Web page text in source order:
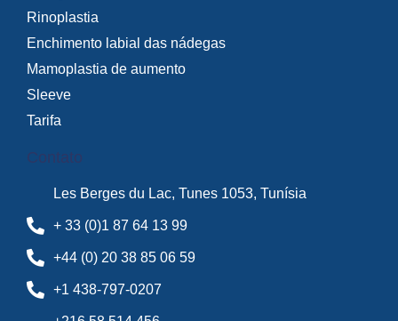
Rinoplastia
Enchimento labial das nádegas
Mamoplastia de aumento
Sleeve
Tarifa
Contato
Les Berges du Lac, Tunes 1053, Tunísia
+ 33 (0)1 87 64 13 99
+44 (0) 20 38 85 06 59
+1 438-797-0207